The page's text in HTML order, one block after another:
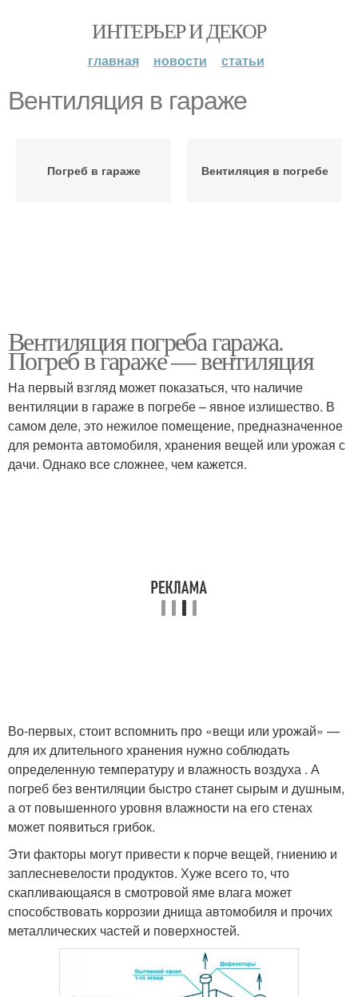
ИНТЕРЬЕР И ДЕКОР
главная новости статьи
Вентиляция в гараже
Погреб в гараже Вентиляция в погребе
Вентиляция погреба гаража.
Погреб в гараже — вентиляция
На первый взгляд может показаться, что наличие
вентиляции в гараже в погребе – явное излишество. В
самом деле, это нежилое помещение, предназначенное
для ремонта автомобиля, хранения вещей или урожая с
дачи. Однако все сложнее, чем кажется.
Во-первых, стоит вспомнить про «вещи или урожай» —
для их длительного хранения нужно соблюдать
определенную температуру и влажность воздуха . А
погреб без вентиляции быстро станет сырым и душным,
а от повышенного уровня влажности на его стенах
может появиться грибок.
Эти факторы могут привести к порче вещей, гниению и
заплесневелости продуктов. Хуже всего то, что
скапливающаяся в смотровой яме влага может
способствовать коррозии днища автомобиля и прочих
металлических частей и поверхностей.